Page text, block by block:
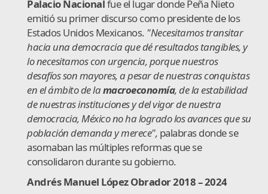
Palacio Nacionalfue el lugar donde Peña Nieto
emitió su primer discurso como presidente de los
Estados Unidos Mexicanos. "Necesitamos transitar
hacia una democracia que dé resultados tangibles, y
lo necesitamos con urgencia, porque nuestros
desafíos son mayores, a pesar de nuestras conquistas
en el ámbito de lamacroeconomía, de la estabilidad
de nuestras instituciones y del vigor de nuestra
democracia, México no ha logrado los avances que su
población demanda y merece", palabras donde se
asomaban las múltiples reformas que se
consolidaron durante su gobierno.
Andrés Manuel López Obrador 2018 – 2024